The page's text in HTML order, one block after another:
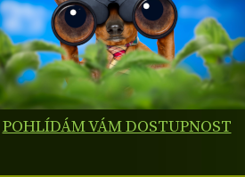
POHLÍDÁM VÁM DOSTUPNOST